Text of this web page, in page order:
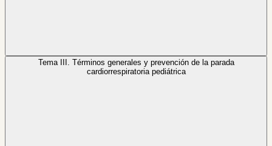
Tema III. Términos generales y prevención de la parada
cardiorrespiratoria pediátrica